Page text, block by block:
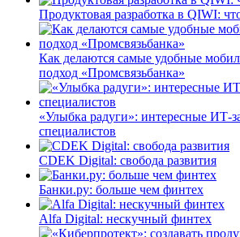
Продуктовая разработка в QIWI:
Как делаются самые удобные
подход «Промсвязьбанка»
«Улыбка радуги»: интересные ИТ-
специалистов
CDEK Digital: свобода развития
Банки.ру: больше чем финтех
Alfa Digital: нескучный финтех